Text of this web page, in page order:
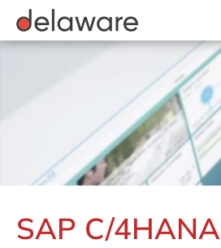
Belgium
India
Diversidade & Inclusão
Responsabilidade Social
SAP C/4HANA